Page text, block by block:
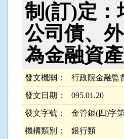
制(訂)定：
公司債、
為金融資
發文機關： 行政院金融監
發文日期： 095.01.20
發文字號： 金管銀(四)字
機構類別： 銀行類